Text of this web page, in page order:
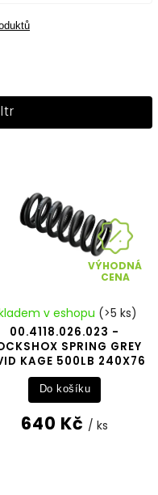
VÝHODNÁ
CENA
00.4118.026.023 -
SPRING GREY
KAGE 500LB 240X76
v eshopu (>5 ks)
640 Kč / ks
Do košíku